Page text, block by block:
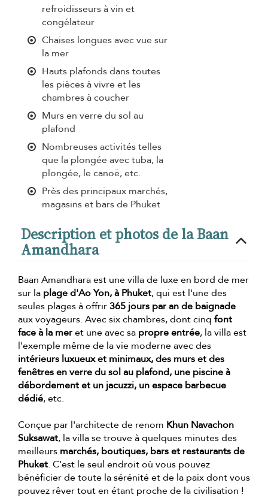
refroidisseurs à vin et
congélateur
Chaises longues avec vue sur
la mer
Hauts plafonds dans toutes
les pièces à vivre et les
chambres à coucher
Murs en verre du sol au
plafond
Nombreuses activités telles
que la plongée avec tuba, la
plongée, le canoë, etc.
Près des principaux marchés,
magasins et bars de Phuket
Description et photos de la Baan
Amandhara
Baan Amandhara est une villa de luxe en bord de mer
sur la plage d'Ao Yon, à Phuket, qui est l'une des
seules plages à offrir365 jours par an de baignade
aux voyageurs. Avec six chambres, dont cinq font
face à la meret une avec sa propre entrée, la villa est
l'exemple même de la vie moderne avec des
intérieurs luxueux et minimaux, des murs et des
fenêtres en verre du sol au plafond, une piscine à
débordement et un jacuzzi, un espace barbecue
dédié, etc.
Conçue par l'architecte de renom Khun Navachon
Suksawat, la villa se trouve à quelques minutes des
meilleurs marchés, boutiques, bars et restaurants de
Phuket. C'est le seul endroit où vous pouvez
bénéficier de toute la sérénité et de la paix dont vous
pouvez rêver tout en étant proche de la civilisation !